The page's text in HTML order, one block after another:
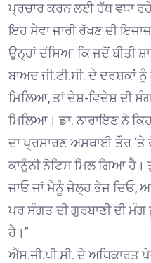
ਪ੍ਰਚਾਰ ਕਰਨ ਲਈ ਹੱਥ ਵਧਾ
ਇਹ ਸੇਵਾ ਜਾਰੀ ਰੱਖਣ ਦੀ
ਉਨ੍ਹਾਂ ਦੱਸਿਆ ਕਿ ਜਦੋਂ ਬੀਤੀ
ਬਾਅਦ ਜੀ.ਟੀ.ਸੀ. ਦੇ ਦਰਸ਼ਕਾਂ
ਮਿਲਿਆ, ਤਾਂ ਦੇਸ਼-ਵਿਦੇਸ਼ ਦੀ
ਮਿਲਿਆ। ਡਾ. ਨਾਰਾਇਣ ਨੇ
ਦਾ ਪ੍ਰਸਾਰਣ ਅਸਥਾਈ ਤੌਰ ‘ਤੇ
ਕਾਨੂੰਨੀ ਨੋਟਿਸ ਮਿਲ ਗਿਆ ਹੈ।
ਜਾਓ ਜਾਂ ਮੈਨੂੰ ਜੇਲ੍ਹ ਭੇਜ ਦਿਓ,
ਪਰ ਸੰਗਤ ਦੀ ਗੁਰਬਾਣੀ ਦੀ ਮੰਗ
ਹੈ।”
ਐੱਸ.ਜੀ.ਪੀ.ਸੀ. ਦੇ ਅਧਿਕਾਰਤ